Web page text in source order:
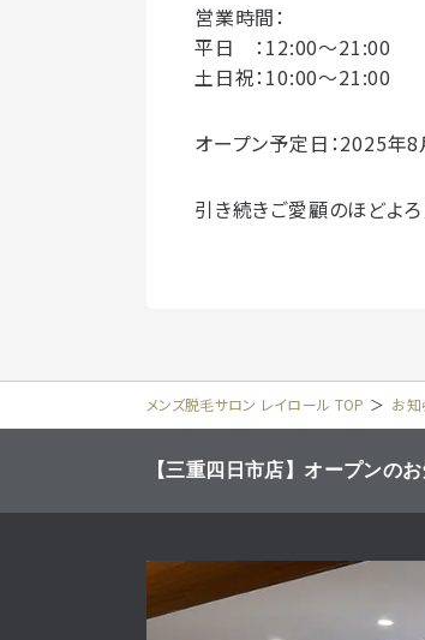
営業時間：
平日 ：12:00～21:00
土日祝：10:00～21:00
オープン予定日：2025年8
引き続きご愛顧のほどよろ
メンズ脱毛サロン レイロール TOP ＞ お知
【三重四日市店】オープンの